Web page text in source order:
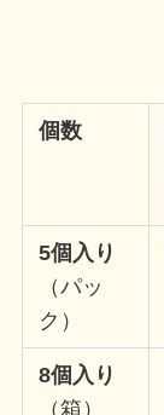
個数
5個入り
（パッ
ク）
8個入り
（箱）